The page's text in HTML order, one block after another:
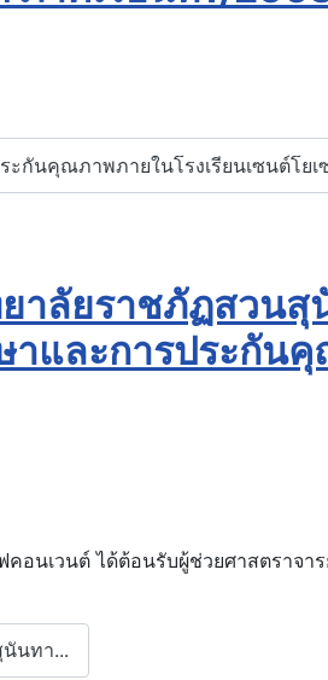
กันคุณภาพภายในโรงเรียนเซนต์โยเ
าลัยราชภัฏสวนสุ
าและการประกัน
อนเวนต์ ได้ต้อนรับผู้ช่วยศาสตราจ
นทา...